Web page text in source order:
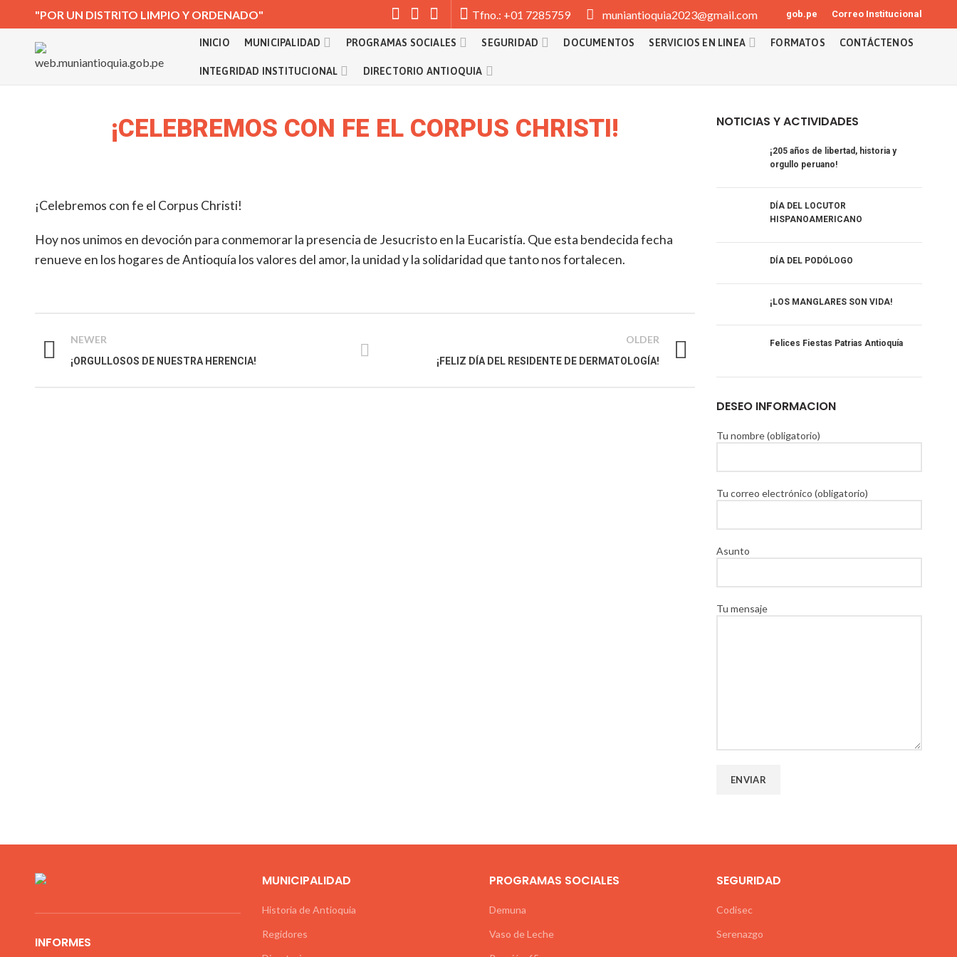
"POR UN DISTRITO LIMPIO Y ORDENADO" Tfno.: +01 7285759 muniantioquia2023@gmail.com gob.pe Correo Institucional
INICIO MUNICIPALIDAD PROGRAMAS SOCIALES SEGURIDAD DOCUMENTOS SERVICIOS EN LINEA FORMATOS CONTÁCTENOS
INTEGRIDAD INSTITUCIONAL DIRECTORIO ANTIOQUIA
¡CELEBREMOS CON FE EL CORPUS CHRISTI!
¡Celebremos con fe el Corpus Christi!
Hoy nos unimos en devoción para conmemorar la presencia de Jesucristo en la Eucaristía. Que esta bendecida fecha
renueve en los hogares de Antioquía los valores del amor, la unidad y la solidaridad que tanto nos fortalecen.
NEWER
¡ORGULLOSOS DE NUESTRA HERENCIA!
OLDER
¡FELIZ DÍA DEL RESIDENTE DE DERMATOLOGÍA!
NOTICIAS Y ACTIVIDADES
¡205 años de libertad, historia y
orgullo peruano!
DÍA DEL LOCUTOR
HISPANOAMERICANO
DÍA DEL PODÓLOGO
¡LOS MANGLARES SON VIDA!
Felices Fiestas Patrias Antioquía
DESEO INFORMACION
Tu nombre (obligatorio)
Tu correo electrónico (obligatorio)
Asunto
Tu mensaje
INFORMES
MUNICIPALIDAD
Historia de Antioquia
Regidores
PROGRAMAS SOCIALES
Demuna
Vaso de Leche
SEGURIDAD
Codisec
Serenazgo